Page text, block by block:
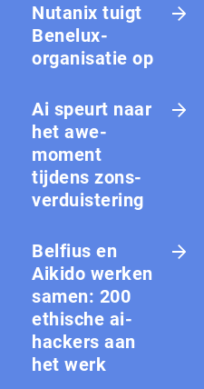
Nutanix tuigt
Benelux-
organisatie op
Ai speurt naar
het awe-
moment
tijdens zons­
ver­duis­te­ring
Belfius en
Aikido werken
samen: 200
ethische ai-
hackers aan
het werk